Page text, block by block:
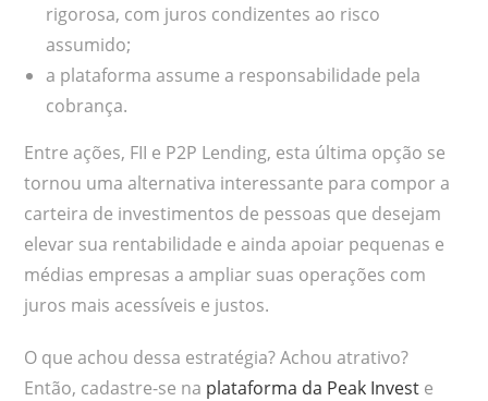
rigorosa, com juros condizentes ao risco
assumido;
a plataforma assume a responsabilidade pela
cobrança.
Entre ações, FII e P2P Lending, esta última opção se
tornou uma alternativa interessante para compor a
carteira de investimentos de pessoas que desejam
elevar sua rentabilidade e ainda apoiar pequenas e
médias empresas a ampliar suas operações com
juros mais acessíveis e justos.
O que achou dessa estratégia? Achou atrativo?
Então, cadastre-se na plataforma da Peak Invest e